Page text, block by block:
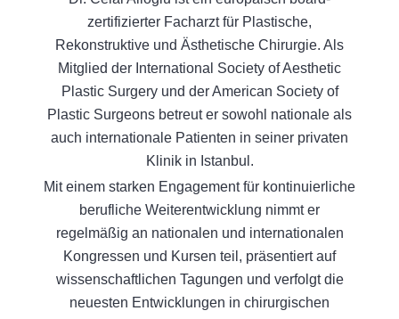
zertifizierter Facharzt für Plastische,
Rekonstruktive und Ästhetische Chirurgie. Als
Mitglied der International Society of Aesthetic
Plastic Surgery und der American Society of
Plastic Surgeons betreut er sowohl nationale als
auch internationale Patienten in seiner privaten
Klinik in Istanbul.
Mit einem starken Engagement für kontinuierliche
berufliche Weiterentwicklung nimmt er
regelmäßig an nationalen und internationalen
Kongressen und Kursen teil, präsentiert auf
wissenschaftlichen Tagungen und verfolgt die
neuesten Entwicklungen in chirurgischen